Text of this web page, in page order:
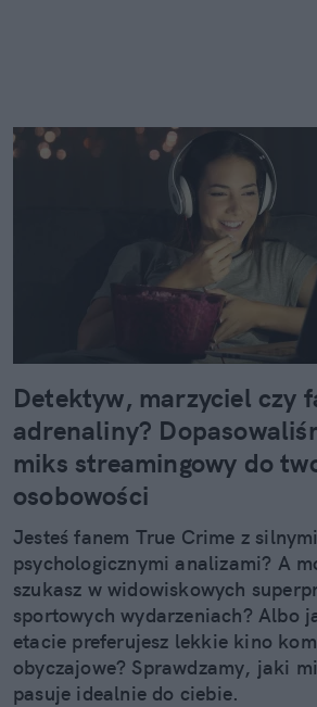
Detektyw, marzyciel czy
adrenaliny?
miks streamingowy do
osobowości
Jesteś fanem True Crime z
psychologicznymi analizami? A
szukasz w widowiskowych
sportowych wydarzeniach? Albo
etacie preferujesz lekkie kino
obyczajowe? Sprawdzamy, jaki
pasuje idealnie do ciebie.